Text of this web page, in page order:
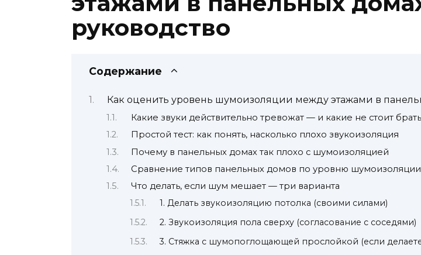
руководство
Содержание
Как оценить уровень шумоизоляции между этажами в
Какие звуки действительно тревожат — и какие не стоит
Простой тест: как понять, насколько плохо звукоизоляция
Почему в панельных домах так плохо с шумоизоляцией
Сравнение типов панельных домов по уровню шумоизоляции
Что делать, если шум мешает — три варианта
1. Делать звукоизоляцию потолка (своими силами)
2. Звукоизоляция пола сверху (согласование с соседями)
3. Стяжка с шумопоглощающей прослойкой (если